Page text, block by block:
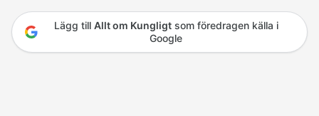
Lägg till Allt om Kungligtsom föredragen källa i
Google